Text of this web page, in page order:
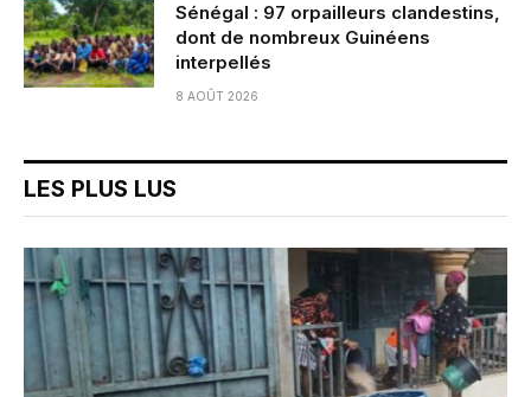
Sénégal : 97 orpailleurs clandestins,
dont de nombreux Guinéens
interpellés
8 AOÛT 2026
LES PLUS LUS